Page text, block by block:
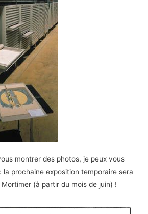
montrer des photos, je peux vous
la prochaine exposition temporaire sera
(à partir du mois de juin) !